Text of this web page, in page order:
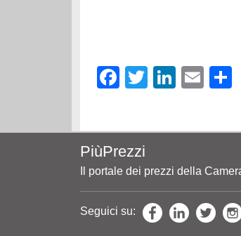
Facebook
Twitter
PiùPrezzi
Il portale dei prezzi della
Seguici su: